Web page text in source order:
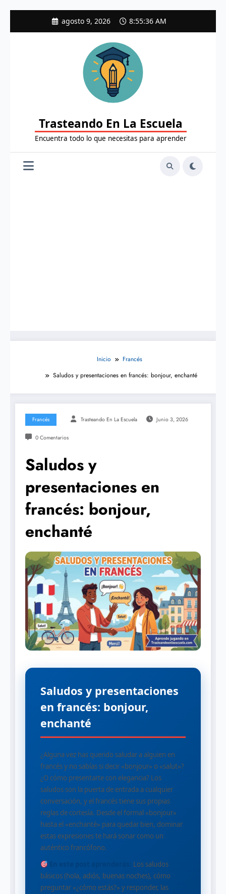
agosto 9, 2026 8:55:37 AM
Trasteando En La Escuela
Encuentra todo lo que necesitas para aprender
Inicio
Francés
Saludos y presentaciones en francés: bonjour, enchanté
Francés Trasteando En La Escuela Junio 3, 2026
0 Comentarios
Saludos y
presentaciones en
francés: bonjour,
enchanté
Saludos y presentaciones
en francés: bonjour,
enchanté
¿Alguna vez has querido saludar a alguien en
francés y no sabías si decir «bonjour» o «salut»?
¿O cómo presentarte con elegancia? Los
saludos son la puerta de entrada a cualquier
conversación, y el francés tiene sus propias
reglas de cortesía. Desde el formal «bonjour»
hasta el «enchanté» para quedar bien, dominar
estas expresiones te hará sonar como un
auténtico francófono.
En este post aprenderás:
Los saludos
básicos (hola, adiós, buenas noches), cómo
preguntar «¿cómo estás?» y responder, las